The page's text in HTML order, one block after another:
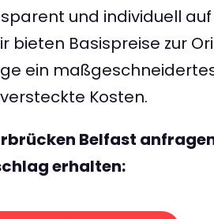
und individuell
bieten Basispreise zur
ein
Kosten.
Belfast
erhalten: